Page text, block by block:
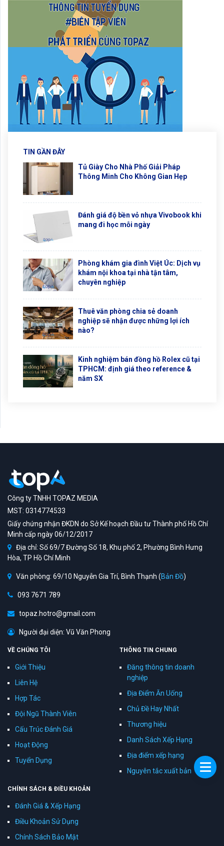
TIN GẦN ĐÂY
Tủ Giày Cho Nhà Phố Giải Pháp
Thông Minh Cho Không Gian Hẹp
Đánh giá độ bền vỏ nhựa Vivobook khi
mang đi học mỗi ngày
Phòng khám gia đình Việt Úc: Dịch vụ
khám nội khoa tại nhà tận tâm,
chuyên nghiệp
Thuê văn phòng chia sẻ doanh
nghiệp sẽ nhận được những lợi ích
nào?
Kinh nghiệm bán đồng hồ Rolex cũ tại
TPHCM: định giá theo reference &
năm SX
Công ty TNHH TOPAZ MEDIA
MST: 0314774533
Giấy chứng nhận ĐKDN do Sở Kế hoạch Đầu tư Thành phố Hồ Chí
Minh cấp ngày 06/12/2017
Địa chỉ: Số 69/7 Đường Số 18, Khu phố 2, Phường Bình Hưng
Hòa, TP Hồ Chí Minh
Văn phòng: 69/10 Nguyễn Gia Trí, Bình Thạnh (Bản Đồ)
093 7671 789
topaz.hotro@gmail.com
Người đại diện: Vũ Văn Phong
VỀ CHÚNG TÔI
Giới Thiệu
Liên Hệ
Hợp Tác
Đội Ngũ Thành Viên
Cấu Trúc Đánh Giá
Hoạt Động
Tuyển Dụng
THÔNG TIN CHUNG
Đăng thông tin doanh
nghiệp
Địa Điểm Ăn Uống
Chủ Đề Hay Nhất
Thương hiệu
Danh Sách Xếp Hạng
Địa điểm xếp hạng
Nguyên tắc xuất bản
CHÍNH SÁCH & ĐIỀU KHOẢN
Đánh Giá & Xếp Hạng
Điều Khoản Sử Dụng
Chính Sách Bảo Mật